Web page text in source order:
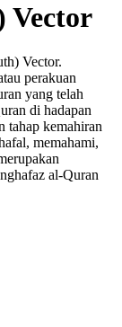
Vector.
perakuan
yang telah
di hadapan
tahap kemahiran
memahami,
al-Quran